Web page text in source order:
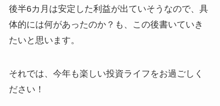
後半6カ月は安定した利益が出ていそうなので、具
体的には何があったのか？も、この後書いていき
たいと思います。
それでは、今年も楽しい投資ライフをお過ごしく
ださい！